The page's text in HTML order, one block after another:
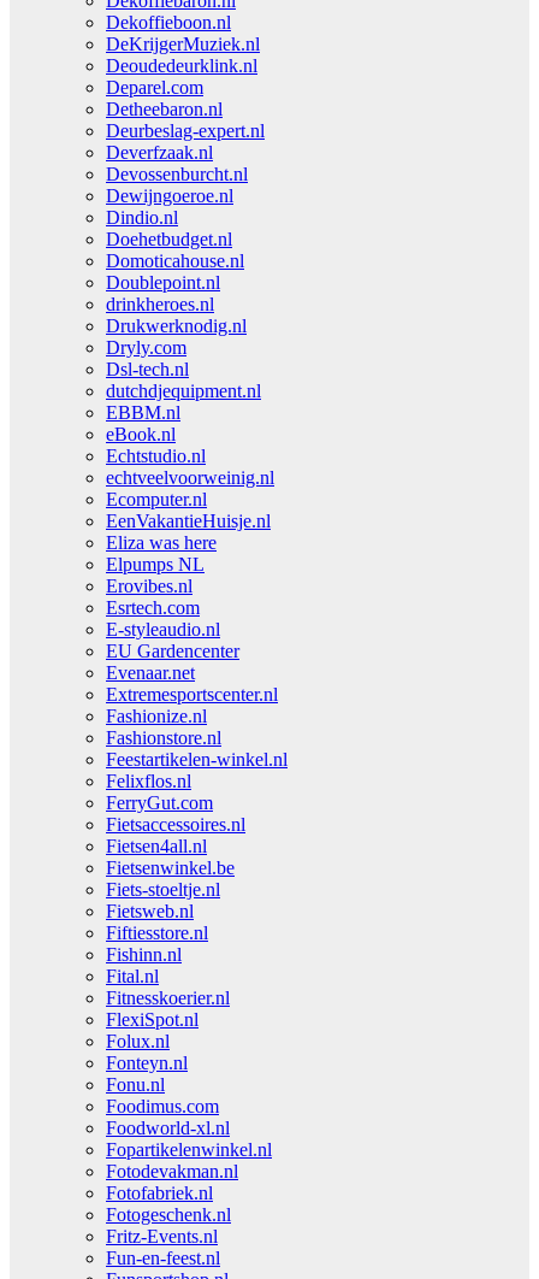
Dekoffieboon.nl
DeKrijgerMuziek.nl
Deoudedeurklink.nl
Deparel.com
Detheebaron.nl
Deurbeslag-expert.nl
Deverfzaak.nl
Devossenburcht.nl
Dewijngoeroe.nl
Dindio.nl
Doehetbudget.nl
Domoticahouse.nl
Doublepoint.nl
drinkheroes.nl
Drukwerknodig.nl
Dryly.com
Dsl-tech.nl
dutchdjequipment.nl
EBBM.nl
eBook.nl
Echtstudio.nl
echtveelvoorweinig.nl
Ecomputer.nl
EenVakantieHuisje.nl
Eliza was here
Elpumps NL
Erovibes.nl
Esrtech.com
E-styleaudio.nl
EU Gardencenter
Evenaar.net
Extremesportscenter.nl
Fashionize.nl
Fashionstore.nl
Feestartikelen-winkel.nl
Felixflos.nl
FerryGut.com
Fietsaccessoires.nl
Fietsen4all.nl
Fietsenwinkel.be
Fiets-stoeltje.nl
Fietsweb.nl
Fiftiesstore.nl
Fishinn.nl
Fital.nl
Fitnesskoerier.nl
FlexiSpot.nl
Folux.nl
Fonteyn.nl
Fonu.nl
Foodimus.com
Foodworld-xl.nl
Fopartikelenwinkel.nl
Fotodevakman.nl
Fotofabriek.nl
Fotogeschenk.nl
Fritz-Events.nl
Fun-en-feest.nl